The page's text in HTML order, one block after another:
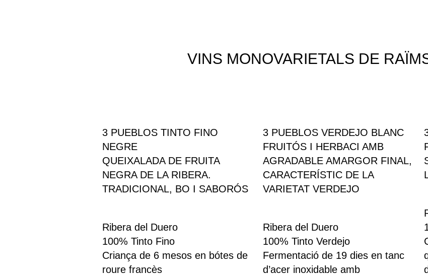
VINS MONOVARIETALS DE
3 PUEBLOS TINTO FINO
NEGRE
QUEIXALADA DE FRUITA
NEGRA DE LA RIBERA.
TRADICIONAL, BO I SABORÓS
Ribera del Duero
100% Tinto Fino
Criança de 6 mesos en bótes de
roure francès
3 PUEBLOS VERDEJO BLANC
FRUITÓS I HERBACI AMB
AGRADABLE AMARGOR FINAL,
CARACTERÍSTIC DE LA
VARIETAT VERDEJO
Ribera del Duero
100% Tinto Verdejo
Fermentació de 19 dies en tanc
d’acer inoxidable amb